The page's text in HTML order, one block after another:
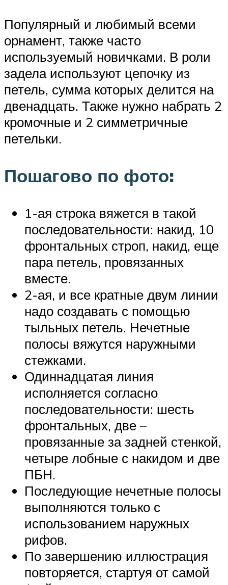
Популярный и любимый всеми
орнамент, также часто
используемый новичками. В роли
задела используют цепочку из
петель, сумма которых делится на
двенадцать. Также нужно набрать 2
кромочные и 2 симметричные
петельки.
Пошагово по фото:
1-ая строка вяжется в такой
последовательности: накид, 10
фронтальных строп, накид, еще
пара петель, провязанных
вместе.
2-ая, и все кратные двум линии
надо создавать с помощью
тыльных петель. Нечетные
полосы вяжутся наружными
стежками.
Одиннадцатая линия
исполняется согласно
последовательности: шесть
фронтальных, две –
провязанные за задней стенкой,
четыре лобные с накидом и две
ПБН.
Последующие нечетные полосы
выполняются только с
использованием наружных
рифов.
По завершению иллюстрация
повторяется, стартуя от самой